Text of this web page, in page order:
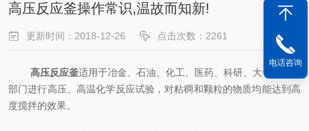
高压反应釜操作常识,温故而知新!
更新时间：2018-12-26 点击次数：2261
高压反应釜适用于冶金、石油、化工、医药、科研、大专院校等
部门进行高压、高温化学反应试验，对粘稠和颗粒的物质均能达到高
度搅拌的效果。
电话咨询